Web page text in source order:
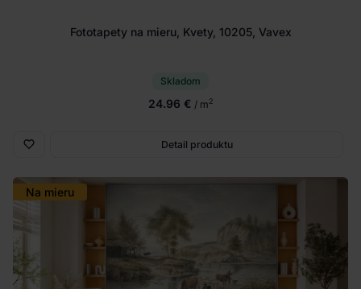
Fototapety na mieru, Kvety, 10205, Vavex
Skladom
24.96 € / m2
Detail produktu
Na mieru